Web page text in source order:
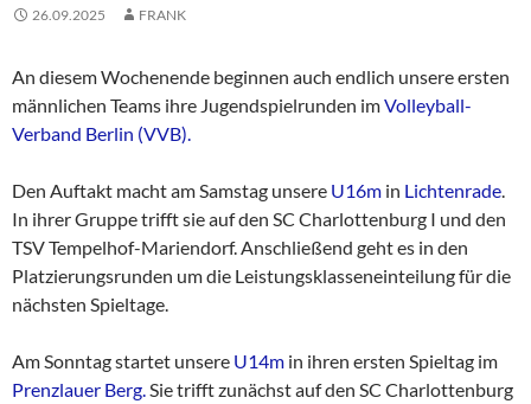
26.09.2025 FRANK
An diesem Wochenende beginnen auch endlich unsere ersten
männlichen Teams ihre Jugendspielrunden imVolleyball-
Verband Berlin (VVB).
Den Auftakt macht am Samstag unsere U16m in Lichtenrade.
In ihrer Gruppe trifft sie auf den SC Charlottenburg I und den
TSV Tempelhof-Mariendorf. Anschließend geht es in den
Platzierungsrunden um die Leistungsklasseneinteilung für die
nächsten Spieltage.
Am Sonntag startet unsere U14m in ihren ersten Spieltag im
Prenzlauer Berg.Sie trifft zunächst auf den SC Charlottenburg